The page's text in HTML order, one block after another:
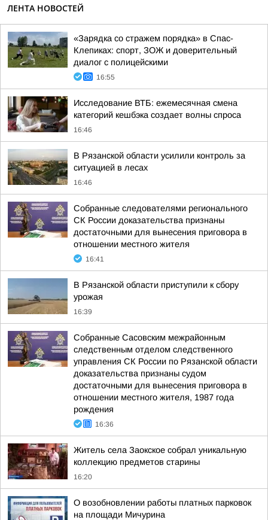
ЛЕНТА НОВОСТЕЙ
«Зарядка со стражем порядка» в Спас-
Клепиках: спорт, ЗОЖ и доверительный
диалог с полицейскими
16:55
Исследование ВТБ: ежемесячная смена
категорий кешбэка создает волны спроса
16:46
В Рязанской области усилили контроль за
ситуацией в лесах
16:46
Собранные следователями регионального
СК России доказательства признаны
достаточными для вынесения приговора в
отношении местного жителя
16:41
В Рязанской области приступили к сбору
урожая
16:39
Собранные Сасовским межрайонным
следственным отделом следственного
управления СК России по Рязанской области
доказательства признаны судом
достаточными для вынесения приговора в
отношении местного жителя, 1987 года
рождения
16:36
Житель села Заокское собрал уникальную
коллекцию предметов старины
16:20
О возобновлении работы платных парковок
на площади Мичурина